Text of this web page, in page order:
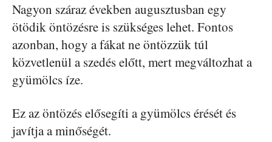
Nagyon száraz években augusztusban egy
ötödik öntözésre is szükséges lehet. Fontos
azonban, hogy a fákat ne öntözzük túl
közvetlenül a szedés előtt, mert megváltozhat a
gyümölcs íze.
Ez az öntözés elősegíti a gyümölcs érését és
javítja a minőségét.